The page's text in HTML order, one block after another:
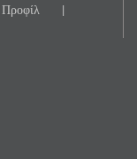
Προφίλ